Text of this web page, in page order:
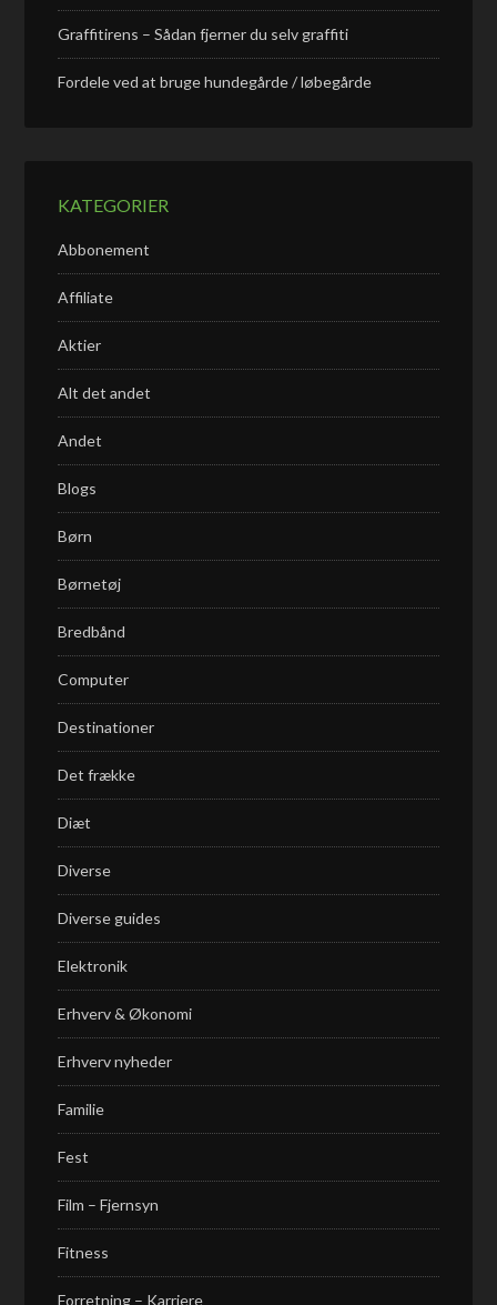
Graffitirens – Sådan fjerner du selv graffiti
Fordele ved at bruge hundegårde / løbegårde
KATEGORIER
Abbonement
Affiliate
Aktier
Alt det andet
Andet
Blogs
Børn
Børnetøj
Bredbånd
Computer
Destinationer
Det frække
Diæt
Diverse
Diverse guides
Elektronik
Erhverv & Økonomi
Erhverv nyheder
Familie
Fest
Film – Fjernsyn
Fitness
Forretning – Karriere